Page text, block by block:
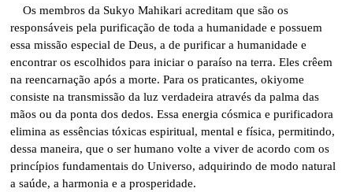
Os membros da Sukyo Mahikari acreditam que são os
responsáveis pela purificação de toda a humanidade e possuem
essa missão especial de Deus, a de purificar a humanidade e
encontrar os escolhidos para iniciar o paraíso na terra. Eles crêem
na reencarnação após a morte. Para os praticantes, okiyome
consiste na transmissão da luz verdadeira através da palma das
mãos ou da ponta dos dedos. Essa energia cósmica e purificadora
elimina as essências tóxicas espiritual, mental e física, permitindo,
dessa maneira, que o ser humano volte a viver de acordo com os
princípios fundamentais do Universo, adquirindo de modo natural
a saúde, a harmonia e a prosperidade.